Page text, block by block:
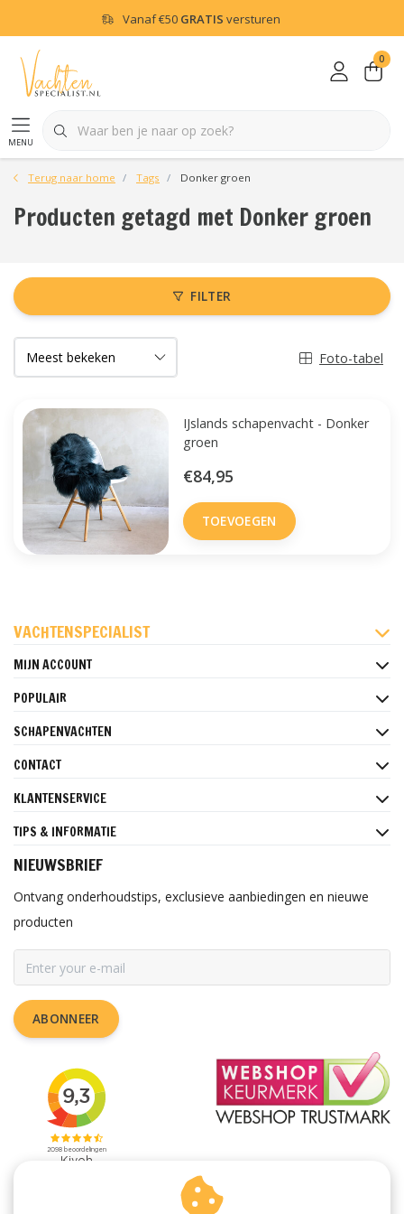
Vanaf€50 GRATIS versturen
menu
0
Terug naar home Tags Donker groen
Producten getagd met Donker groen
FILTER
Foto-tabel
IJslands schapenvacht - Donker
groen
€84,95
TOEVOEGEN
VACHTENSPECIALIST
MIJN ACCOUNT
POPULAIR
SCHAPENVACHTEN
CONTACT
KLANTENSERVICE
TIPS & INFORMATIE
NIEUWSBRIEF
Ontvang onderhoudstips, exclusieve aanbiedingen en nieuwe
producten
ABONNEER